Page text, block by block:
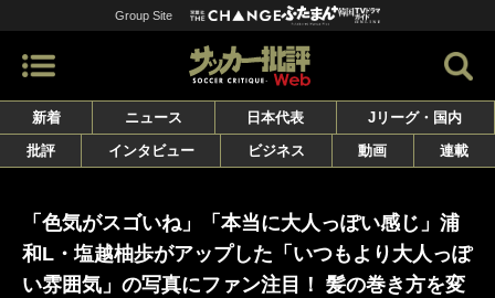
Group Site
新着 ニュース 日本代表
Jリーグ・国内
批評
インタビュー ビジネス 動画 連載
「色気がスゴいね」「本当に大人っぽい感じ」浦
和L・塩越柚歩がアップした「いつもより大人っぽ
い雰囲気」の写真にファン注目！ 髪の巻き方を変